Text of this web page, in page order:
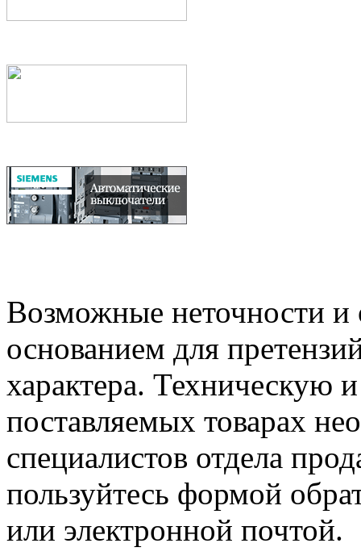
Возможные неточности и
основанием для
характера.
поставляемых товарах
специалистов отдела
пользуйтесь формой
или электронной почтой.